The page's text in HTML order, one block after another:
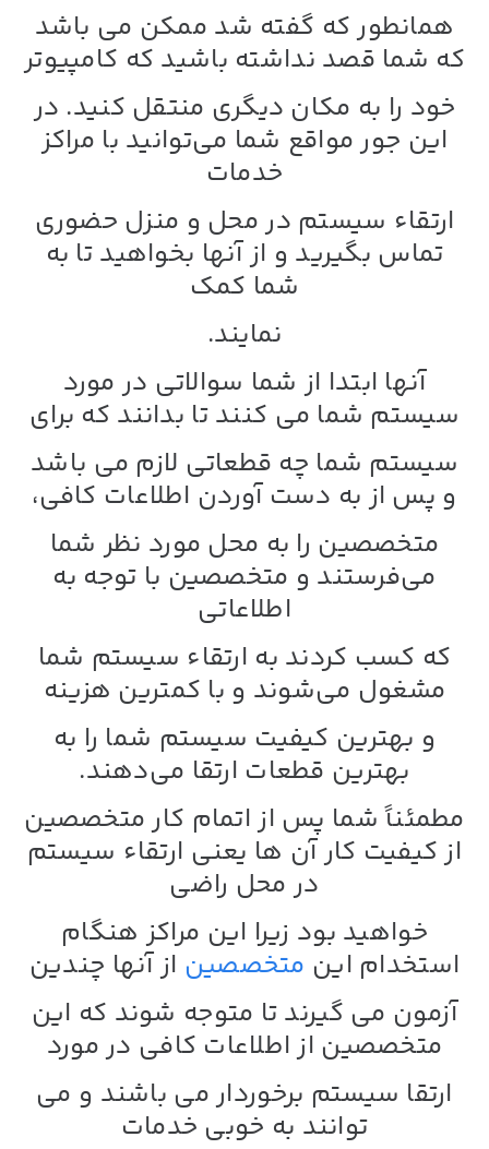
همانطور که گفته شد ممکن می باشد
که شما قصد نداشته باشید که کامپیوتر
خود را به مکان دیگری منتقل کنید. در
این جور مواقع شما می‌توانید با مراکز
خدمات
ارتقاء سیستم در محل و منزل حضوری
تماس بگیرید و از آنها بخواهید تا به
شما کمک
نمایند.
آنها ابتدا از شما سوالاتی در مورد
سیستم شما می کنند تا بدانند که برای
سیستم شما چه قطعاتی لازم می باشد
و پس از به دست آوردن اطلاعات کافی،
متخصصین را به محل مورد نظر شما
می‌فرستند و متخصصین با توجه به
اطلاعاتی
که کسب کردند به ارتقاء سیستم شما
مشغول می‌شوند و با کمترین هزینه
و بهترین کیفیت سیستم شما را به
بهترین قطعات ارتقا می‌دهند.
مطمئناً شما پس از اتمام کار متخصصین
از کیفیت کار آن ها یعنی ارتقاء سیستم
در محل راضی
خواهید بود زیرا این مراکز هنگام
استخدام این متخصصین از آنها چندین
آزمون می گیرند تا متوجه شوند که این
متخصصین از اطلاعات کافی در مورد
ارتقا سیستم برخوردار می باشند و می
توانند به خوبی خدمات